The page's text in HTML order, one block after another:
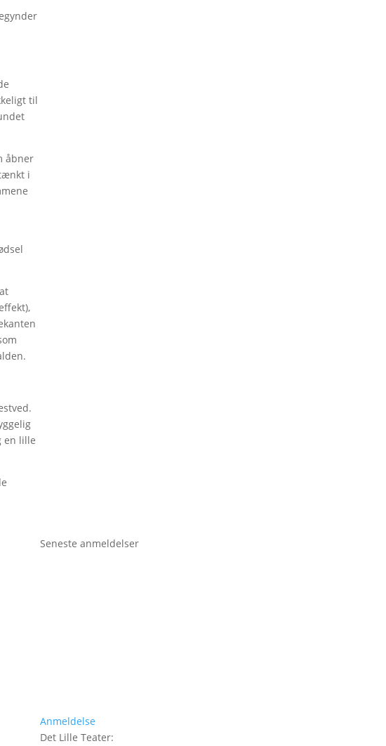
til
åbner
i
en lille
Seneste anmeldelser
Anmeldelse
Det Lille Teater: